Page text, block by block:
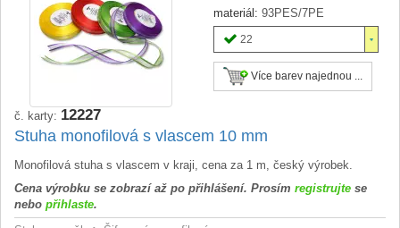
materiál: 93PES/7PE
22
Více barev najednou ...
č. karty: 12227
Stuha monofilová s vlascem 10 mm
Monofilová stuha s vlascem v kraji, cena za 1 m, český výrobek.
Cena výrobku se zobrazí až po přihlášení. Prosím registrujte se
nebo přihlaste.